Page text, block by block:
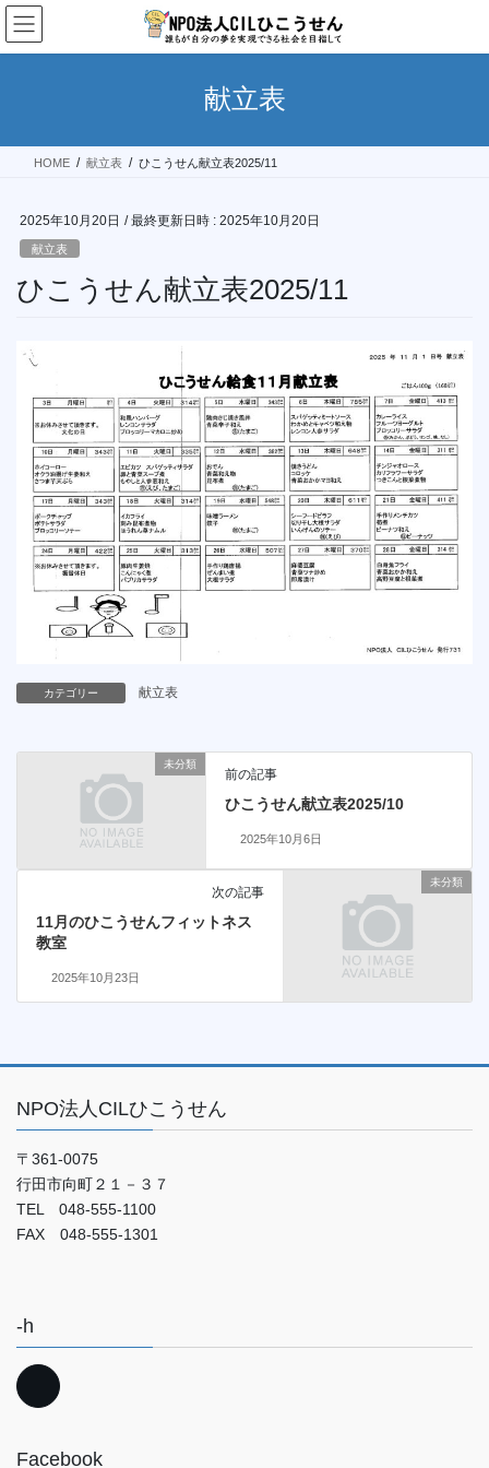
コ
ン
テ
ス
ナ
ビ
ゲ
ン
献立表
HOME 献立表 ひこうせん献立表2025/11
2025年10月20日 / 最終更新日時 : 2025年10月20日
献立表
ひこうせん献立表2025/11
カテゴリー 献立表
未分類
前の記事
ひこうせん献立表2025/10
2025年10月6日
未分類
次の記事
11月のひこうせんフィットネス
教室
2025年10月23日
NPO法人CILひこうせん
〒361-0075
行田市向町２１－３７
TEL 048-555-1100
FAX 048-555-1301
-h
Facebook